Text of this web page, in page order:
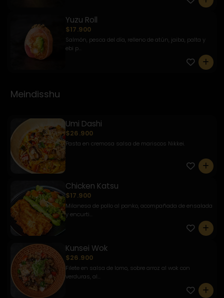
Yuzu Roll
$17.900
Salmón, pesca del día, relleno de atún, jaiba, palta y
ebi p...
0
Meindisshu
Umi Dashi
$26.900
Pasta en cremosa salsa de mariscos Nikkei.
0
Chicken Katsu
$17.900
Milanesa de pollo al panko, acompañada de ensalada
y encurti...
0
Kunsei Wok
$26.900
Filete en salsa de lomo, sobre arroz al wok con
verduras, al...
0